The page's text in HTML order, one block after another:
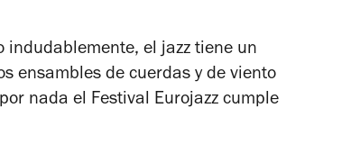
indudablemente, el jazz tiene un
ensambles de cuerdas y de viento
nada el Festival Eurojazz cumple